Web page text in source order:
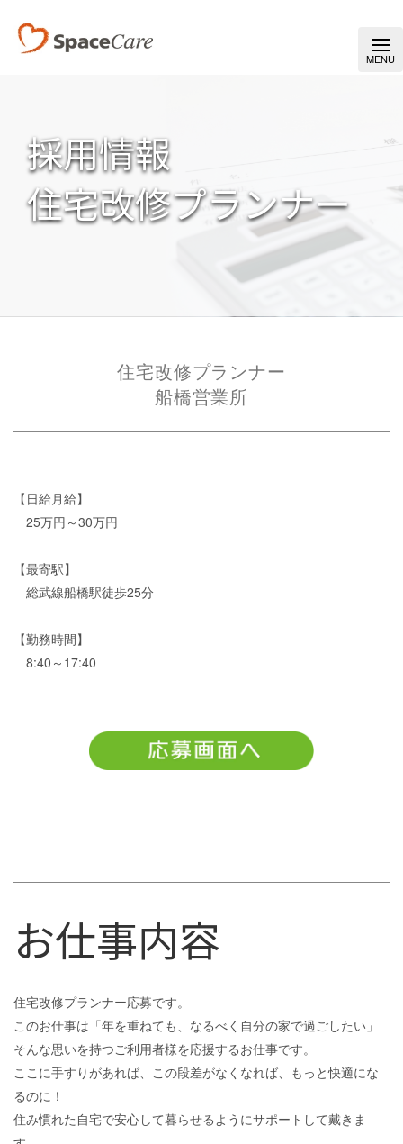
採用情報
住宅改修プランナー
住宅改修プランナー
船橋営業所
【日給月給】
25万円～30万円
【最寄駅】
総武線船橋駅徒歩25分
【勤務時間】
8:40～17:40
お仕事内容
住宅改修プランナー応募です。
このお仕事は「年を重ねても、なるべく自分の家で過ごしたい」
そんな思いを持つご利用者様を応援するお仕事です。
ここに手すりがあれば、この段差がなくなれば、もっと快適にな
るのに！
住み慣れた自宅で安心して暮らせるようにサポートして戴きま